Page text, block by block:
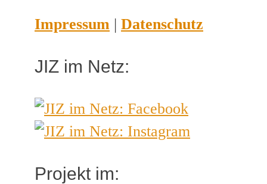
Impressum | Datenschutz
JIZ im Netz:
Projekt im: